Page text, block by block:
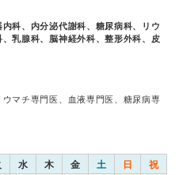
科、内分泌代謝科、糖尿病科、リウ
乳腺科、脳神経外科、整形外科、皮
マチ専門医、血液専門医、糖尿病専
水 木 金 土 日 祝